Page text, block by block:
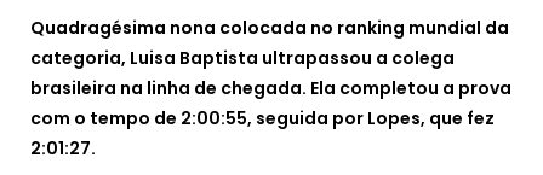
Quadragésima nona colocada no ranking mundial da
categoria, Luisa Baptista ultrapassou a colega
brasileira na linha de chegada. Ela completou a prova
com o tempo de 2:00:55, seguida por Lopes, que fez
2:01:27.